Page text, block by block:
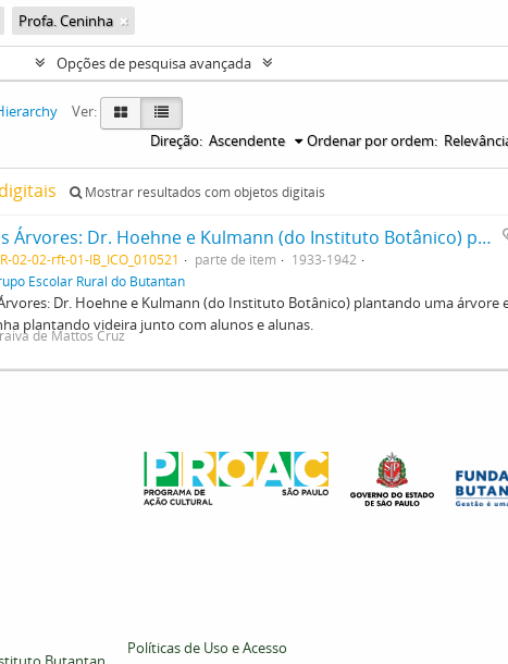
Profa. Ceninha
Opções de pesquisa avançada
Ver:
Ordenar por ordem:
Direção: Ascendente
Mostrar resultados com objetos digitais
Festa das Árvores: Dr. Hoehne e Kulmann (do Instituto Botânico) plantando uma árvore e Prof. Ceninha plantando videira junto com alunos e alunas
02-02-rft-01-IB_ICO_010521 parte de item
1933-1942
Escolar Rural do Butantan
Dr. Hoehne e Kulmann (do Instituto Botânico) plantando uma árvore
plantando videira junto com alunos e alunas.
de Mattos Cruz
Políticas de Uso e Acesso